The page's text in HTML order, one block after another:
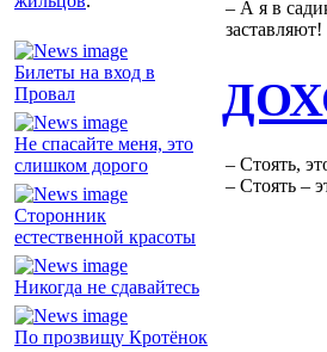
Билеты на вход в
Провал
Не спасайте меня, это
слишком дорого
Сторонник
естественной красоты
Никогда не сдавайтесь
По прозвищу Кротёнок
– А я в
заставляют!
– Стоять,
– Стоять –